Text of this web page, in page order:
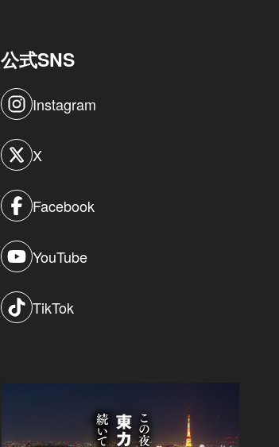
公式SNS
Instagram
X
Facebook
YouTube
TikTok